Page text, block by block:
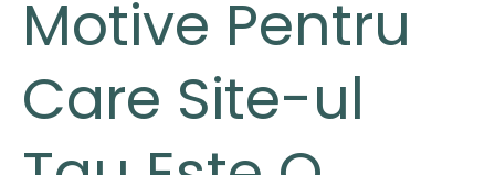
Motive Pentru
Care Site-ul